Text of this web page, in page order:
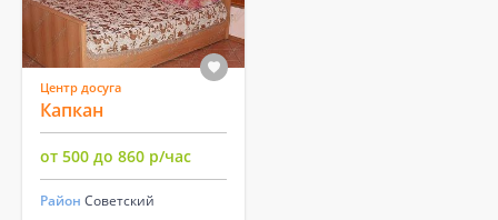
Центр досуга
Капкан
от 500 до 860 р/час
Район Советский